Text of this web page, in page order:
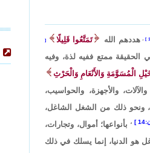
، هددهم الله تَمَتَّعُوا قَلِيلًا
الحقيقة ممتع ففيه لذة، وفيه
الْمُسَوَّمَةِ وَالأَنْعَامِ وَالْحَرْثِ
والأجهزة، والحواسيب،
ونحو ذلك من الشغل الشاغل،
، بأنواعها؛ أموال، وتجارات،
هو الدنيا، إنما يسلك في ذلك